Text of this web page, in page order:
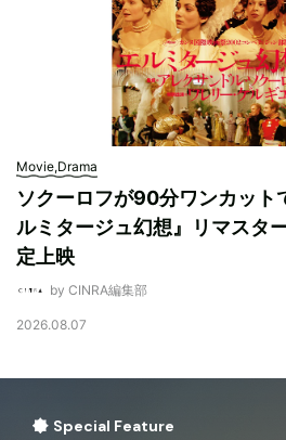
Movie,Drama
ソクーロフが90分ワンカット
ルミタージュ幻想』リマスタ
定上映
by CINRA編集部
2026.08.07
Special Feature